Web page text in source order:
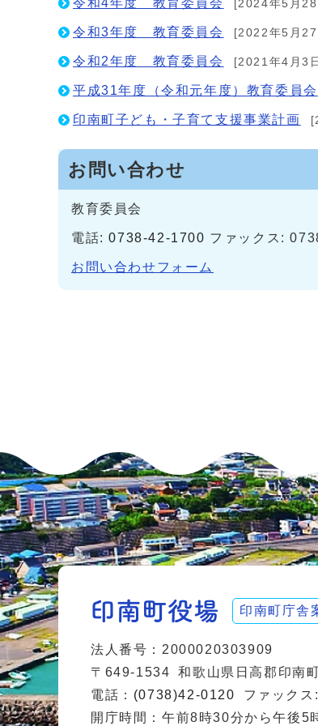
令和4年度 教育委員会 [2024年5月28
令和3年度 教育委員会 [2022年5月27
令和2年度 教育委員会 [2021年4月3
平成31年度（令和元年度）教育委員会
印南町子ども・子育て支援事業計画
お問い合わせ
教育委員会
電話:0738-42-1700 ファックス:
お問い合わせフォーム
印南町庁舎
法人番号：2000020303909
〒649-1534
和歌山県日高郡印南
電話： (0738)42-0120
ファック
開庁時間：午前8時30分から午後5